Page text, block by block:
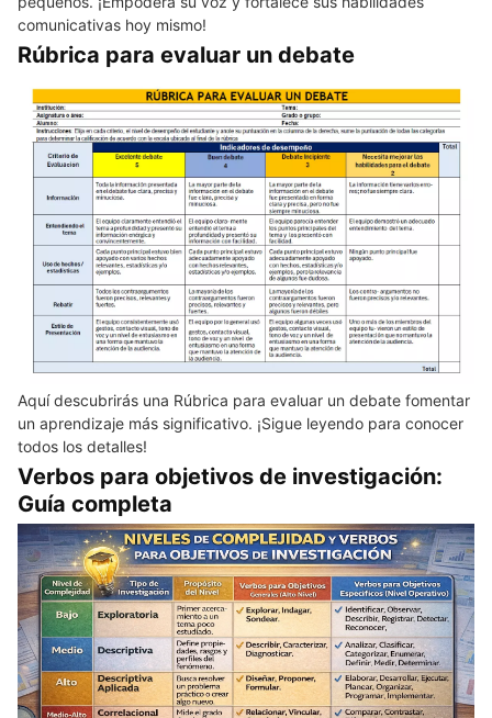
comunicativas hoy mismo!
Rúbrica para evaluar un debate
Aquí descubrirás una Rúbrica para evaluar un debate fomentar
un aprendizaje más significativo. ¡Sigue leyendo para conocer
todos los detalles!
Verbos para objetivos de investigación:
Guía completa